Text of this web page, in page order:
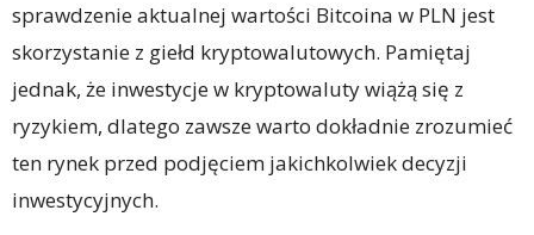
sprawdzenie aktualnej wartości Bitcoina w PLN jest
skorzystanie z giełd kryptowalutowych. Pamiętaj
jednak, że inwestycje w kryptowaluty wiążą się z
ryzykiem, dlatego zawsze warto dokładnie zrozumieć
ten rynek przed podjęciem jakichkolwiek decyzji
inwestycyjnych.